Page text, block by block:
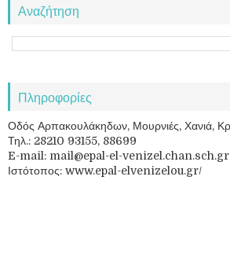
Αναζήτηση
Πληροφορίες
Οδός Αρπακουλάκηδων, Μουρνιές, Χανιά,
Τηλ.: 28210 93155, 88699
E-mail: mail@epal-el-venizel.chan.sch.gr
Ιστότοπος: www.epal-elvenizelou.gr/